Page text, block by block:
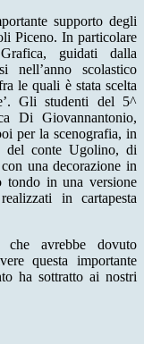
supporto degli
Piceno. In particolare
guidati dalla
nell’anno scolastico
le quali è stata scelta
Gli studenti del 5^
Di Giovannantonio,
per la scenografia, in
conte Ugolino, di
una decorazione in
tondo in una versione
in cartapesta
avrebbe dovuto
questa importante
ha sottratto ai nostri